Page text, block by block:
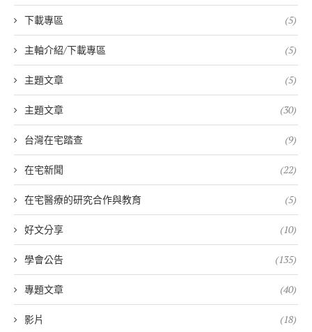
下載專區 (5)
主軸介紹/下載專區 (5)
主題文章 (5)
主題文章 (30)
台灣在宅踏查 (9)
在宅新聞 (22)
在宅醫療的研究合作與教育 (5)
好文分享 (10)
學會公告 (135)
專題文章 (40)
影片 (18)